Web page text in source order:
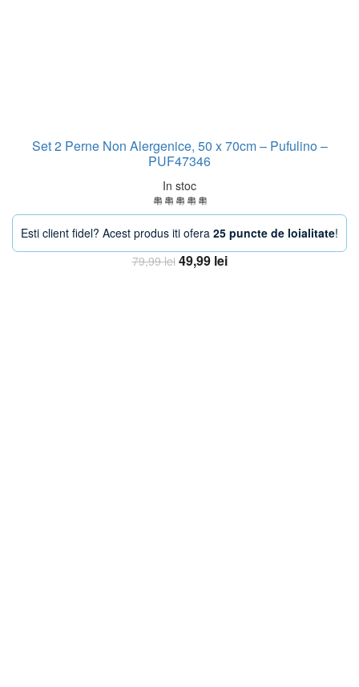
Set 2 Perne Non Alergenice, 50 x 70cm – Pufulino –
PUF47346
In stoc
Esti client fidel? Acest produs iti ofera 25 puncte de loialitate!
79,99lei Prețul
49,99 leiPrețul